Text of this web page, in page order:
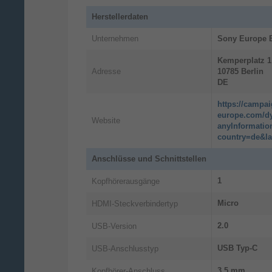
Beeindruckende Bildqualität
Das kompakte Gehäuse der ZV-1 II ist mit einem
großen 1.0“ Exmor RSTM CMOS-Bildsensor
ausgestattet, der speziell von Sony entwickelt
wurde. Dieser meh...
So sehen Sie immer am besten aus
Herstellerdaten
Unternehmen Sony Europe
Adresse
Kemperplatz 1
10785 Berlin
DE
Website
https://
europe.com/
Anschlüsse und Schnittstellen
Kopfhörerausgänge 1
HDMI-Steckverbindertyp Micro
USB-Version 2.0
USB-Anschlusstyp USB Typ-C